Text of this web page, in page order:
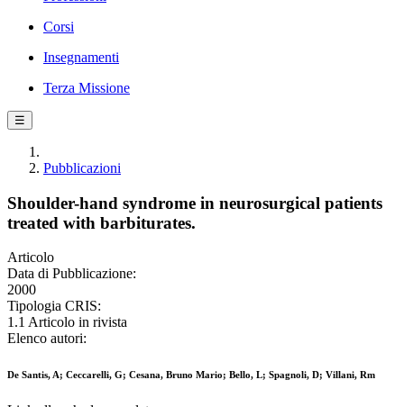
Corsi
Insegnamenti
Terza Missione
☰
Pubblicazioni
Shoulder-hand syndrome in neurosurgical patients
treated with barbiturates.
Articolo
Data di Pubblicazione:
2000
Tipologia CRIS:
1.1 Articolo in rivista
Elenco autori:
De Santis, A; Ceccarelli, G; Cesana, Bruno Mario; Bello, L; Spagnoli, D; Villani, Rm